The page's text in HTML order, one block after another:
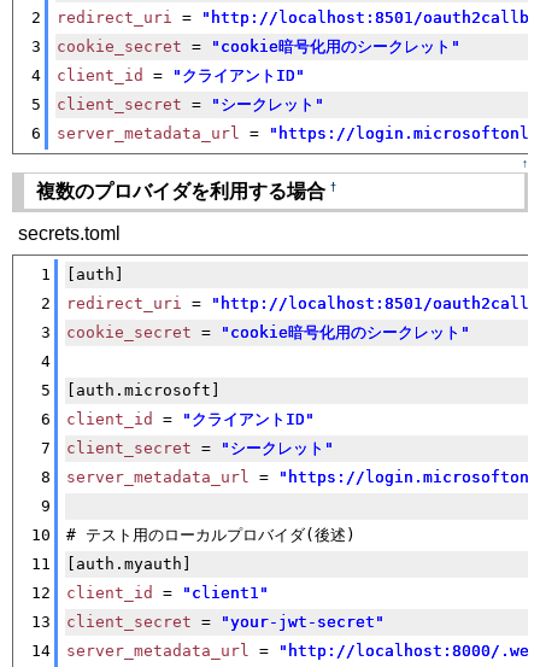
2
3
4
5
6
redirect_uri =
"http://localhost:8501/
cookie_secret =
"cookie暗号化用のシークレット"
client_id
=
"クライアントID"
client_secret =
"シークレット"
server_metadata_url = "https://
↑
複数のプロバイダを利用する場合 †
secrets.toml
1
2
3
4
5
6
7
8
9
10
11
12
13
14
[auth]
redirect_uri =
"http://localhost:8501/
cookie_secret = "cookie暗号化用のシークレット"
[auth.microsoft]
client_id
=
"クライアントID"
client_secret =
"シークレット"
server_metadata_url = "https://
# テスト用のローカルプロバイダ(後述)
[auth.myauth]
client_id
=
"client1"
client_secret =
"your-jwt-secret"
server_metadata_url = "http://localhost:8000/